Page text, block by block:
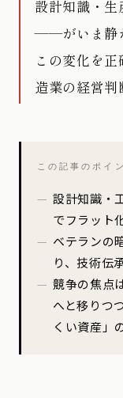
設計知識・
——がいま静
この変化を
造業の経営判
この記事のポイ
設計知識・
でフラット
ベテランの
り、技術伝
競争の焦点
へと移りつ
くい資産」